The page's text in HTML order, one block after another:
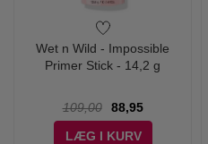
Wet n Wild - Impossible
Primer Stick - 14,2 g
109,00
88,95
LÆG I KURV